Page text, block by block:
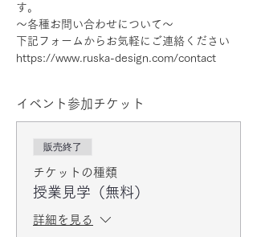
す。
〜各種お問い合わせについて〜
下記フォームからお気軽にご連絡ください
https://www.ruska-design.com/contact
イベント参加チケット
販売終了
チケットの種類
授業見学（無料）
詳細を見る